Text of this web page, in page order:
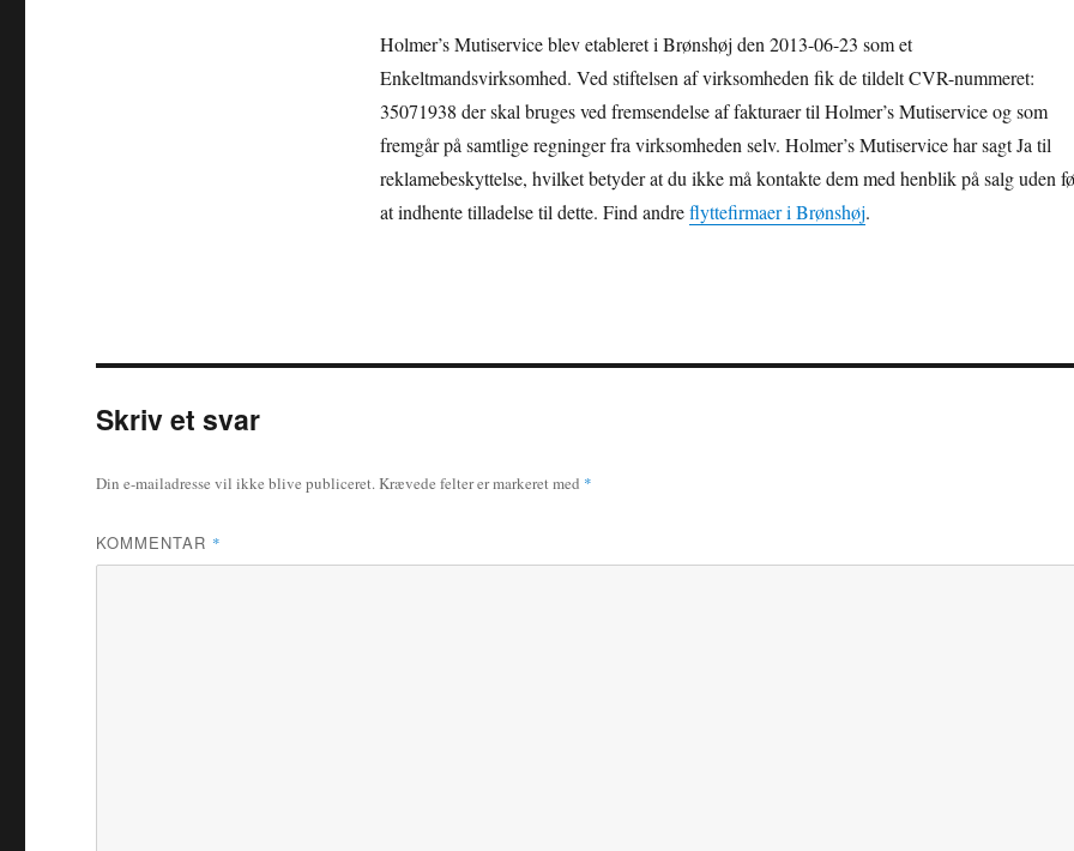
Holmer’s Mutiservice blev etableret i Brønshøj den 2013-06-23 som et
Enkeltmandsvirksomhed. Ved stiftelsen af virksomheden fik de tildelt CVR-nummeret:
35071938 der skal bruges ved fremsendelse af fakturaer til Holmer’s Mutiservice og som
fremgår på samtlige regninger fra virksomheden selv. Holmer’s Mutiservice har sagt Ja til
reklamebeskyttelse, hvilket betyder at du ikke må kontakte dem med henblik på salg uden
at indhente tilladelse til dette. Find andreflyttefirmaer i Brønshøj.
Skriv et svar
Din e-mailadresse vil ikke blive publiceret.Krævede felter er markeret med *
KOMMENTAR *